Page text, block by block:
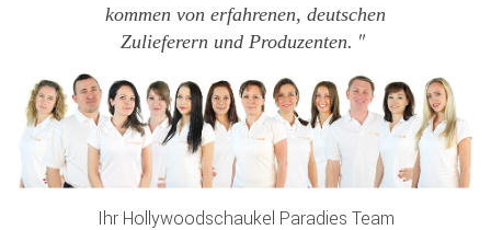
kommen von erfahrenen, deutschen
Zulieferern und Produzenten.
Ihr Hollywoodschaukel Paradies Team